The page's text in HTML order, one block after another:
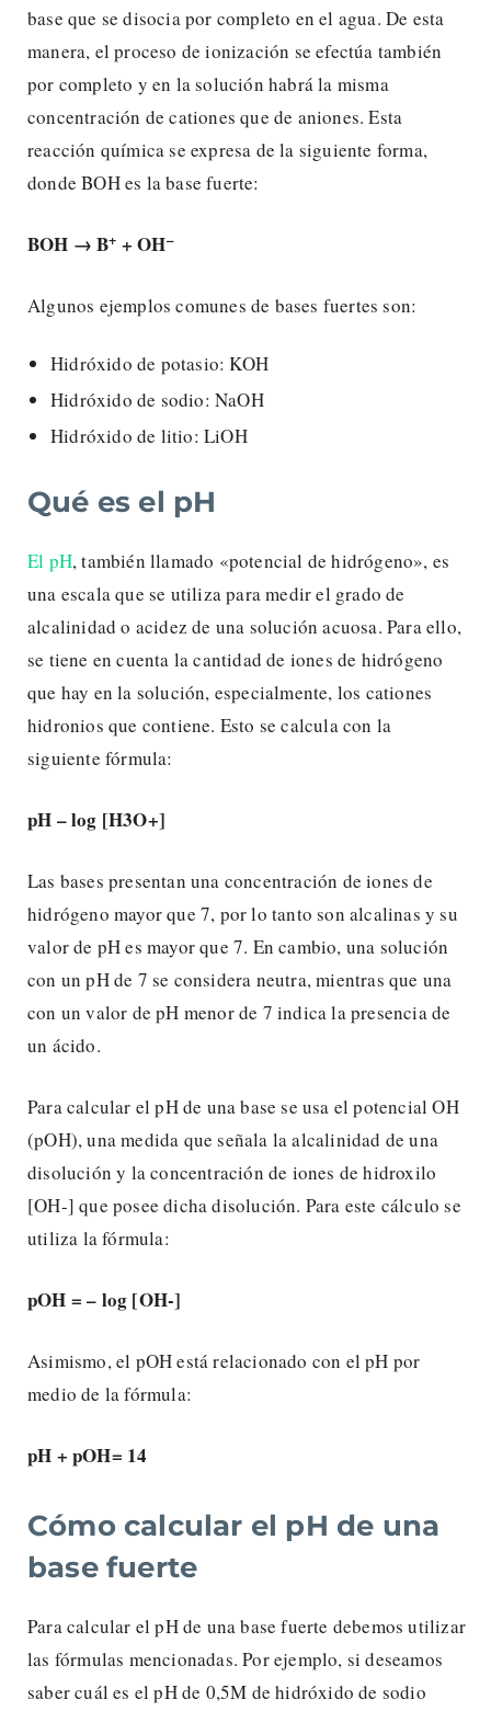
base que se disocia por completo en el agua. De esta
manera, el proceso de ionización se efectúa también
por completo y en la solución habrá la misma
concentración de cationes que de aniones. Esta
reacción química se expresa de la siguiente forma,
donde BOH es la base fuerte:
BOH → B+ + OH–
Algunos ejemplos comunes de bases fuertes son:
Hidróxido de potasio: KOH
Hidróxido de sodio: NaOH
Hidróxido de litio: LiOH
Qué es el pH
El pH, también llamado «potencial de hidrógeno», es
una escala que se utiliza para medir el grado de
alcalinidad o acidez de una solución acuosa. Para ello,
se tiene en cuenta la cantidad de iones de hidrógeno
que hay en la solución, especialmente, los cationes
hidronios que contiene. Esto se calcula con la
siguiente fórmula:
pH – log [H3O+]
Las bases presentan una concentración de iones de
hidrógeno mayor que 7, por lo tanto son alcalinas y su
valor de pH es mayor que 7. En cambio, una solución
con un pH de 7 se considera neutra, mientras que una
con un valor de pH menor de 7 indica la presencia de
un ácido.
Para calcular el pH de una base se usa el potencial OH
(pOH), una medida que señala la alcalinidad de una
disolución y la concentración de iones de hidroxilo
[OH-] que posee dicha disolución. Para este cálculo se
utiliza la fórmula:
pOH = – log [OH-]
Asimismo, el pOH está relacionado con el pH por
medio de la fórmula:
pH + pOH= 14
Cómo calcular el pH de una
base fuerte
Para calcular el pH de una base fuerte debemos utilizar
las fórmulas mencionadas. Por ejemplo, si deseamos
saber cuál es el pH de 0,5M de hidróxido de sodio